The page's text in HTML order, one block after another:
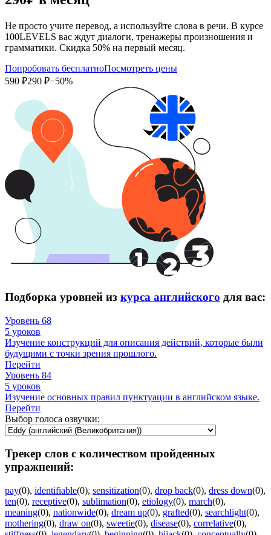
Не просто учите перевод, а используйте слова в речи. В курсе
100LEVELS вас ждут диалоги, тренажеры произношения и
грамматики. Скидка 50% на первый месяц.
Попробовать бесплатноПосмотреть цены
590 ₽290 ₽−50%
Подборка уровней из курса английского для вас:
Уровень 68
5 уроков
Изучение конструкций для описания действий, которые были
будущими с точки зрения прошлого.
Перейти
Уровень 84
5 уроков
Изучение основных правил пунктуации в английском языке.
Перейти
Выбор голоса озвучки:
Трекер слов с количеством пройденных
упражнений:
pay(0), identifiable(0), sensitization(0), drop back(0), dress down(0),
ten(0), receptive(0), sublimation(0), etiology(0), march(0),
meaning(0), nationwide(0), dream up(0), grafted(0), searchlight(0),
mothering(0), draw on(0), sweetie(0), disease(0), correlative(0),